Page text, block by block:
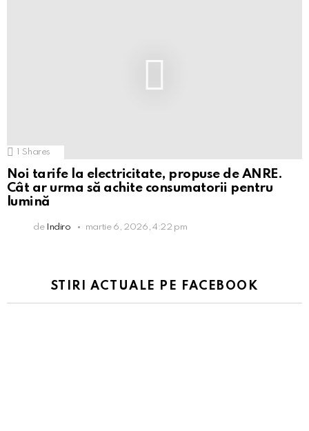
1 Shares
Noi tarife la electricitate, propuse de ANRE.
Cât ar urma să achite consumatorii pentru
lumină
de Indiro martie 6, 2026, 4:22 pm
STIRI ACTUALE PE FACEBOOK